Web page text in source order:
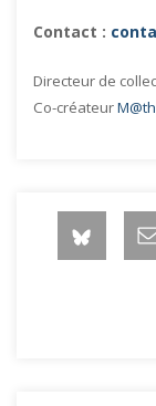
Contact :
Directeur de
Co-créateur